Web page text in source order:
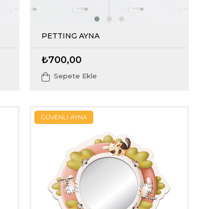
PETTING AYNA
₺700,00
Sepete Ekle
GÜVENLİ AYNA